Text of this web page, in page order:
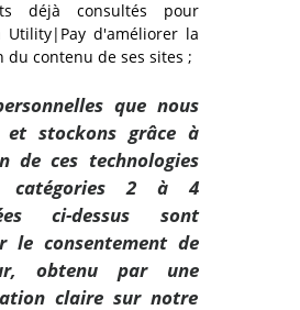
déjà consultés pour
Utility|Pay d'améliorer la
du contenu de ses sites ;
que nous
et stockons grâce à
de ces technologies
catégories 2 à 4
ci-dessus sont
le consentement de
obtenu par une
claire sur notre